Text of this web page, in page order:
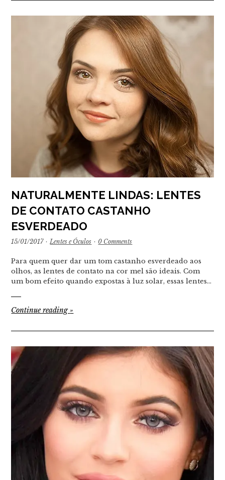
NATURALMENTE LINDAS: LENTES
DE CONTATO CASTANHO
ESVERDEADO
15/01/2017 · Lentes e Óculos · 0 Comments
Para quem quer dar um tom castanho esverdeado aos
olhos, as lentes de contato na cor mel são ideais. Com
um bom efeito quando expostas à luz solar, essas lentes…
Continue reading»